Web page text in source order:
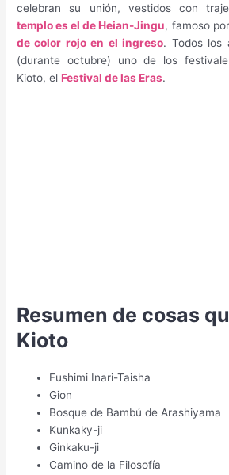
celebran su unión, vestidos con
templo es el de Heian-Jingu, famoso
de color rojo en el ingreso. Todos los
(durante octubre) uno de los
Kioto, elFestival de las Eras.
Resumen de cosas
Kioto
Fushimi Inari-Taisha
Gion
Bosque de Bambú de Arashiyama
Kunkaky-ji
Ginkaku-ji
Camino de la Filosofía